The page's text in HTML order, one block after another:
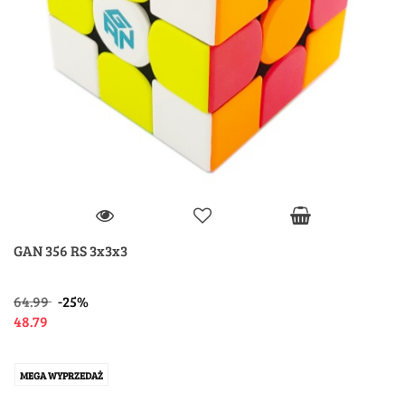
GAN 356 RS 3x3x3
64.99 -25%
48.79
MEGA WYPRZEDAŻ